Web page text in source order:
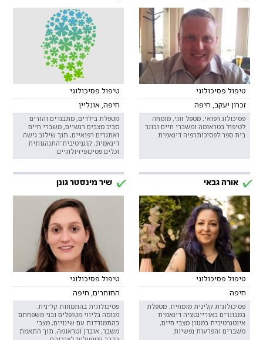
טיפול פסיכולוגי
זכרון יעקב, חיפה
פסיכולוג רפואי, מטפל זוגי, מומחה
לטיפול בטראומה ומשברי חיים ובוגר
בית ספר לפסיכותרפיה דינאמית.
טיפול פסיכולוגי
חיפה, אונליין
מטפלת בילדים, מתבגרים והורים
סביב מצבים רגשיים, משברי חיים
ואתגרים רפואיים, תוך שילוב גישה
דינאמית, קוגניטיבית־התנהגותית
וכלים פסיכופיזיולוגיים.
אורה גבאי
טיפול פסיכולוגי
חיפה
פסיכולוגית קלינית מומחית. מטפלת
במבוגרים באוריינטציה דינאמית
אינטגרטיבית במגוון מצבי חיים,
משברים והפרעות נפשיות.
שיר מינסטר גונן
טיפול פסיכולוגי
החותרים, חיפה
פסיכולוגית בהתמחות קלינית.
מנוסה בליווי מטופלים ובני משפחתם
בהתמודדות עם שינויים, מצבי
משבר, אובדן וטראומה, תוך התאמת